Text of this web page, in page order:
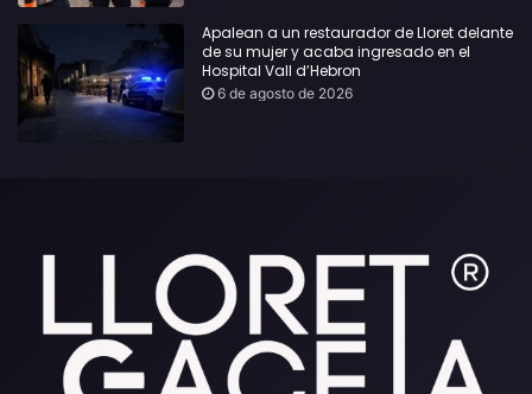
Apalean a un restaurador de Lloret delante
de su mujer y acaba ingresado en el
Hospital Vall d’Hebron
6 de agosto de 2026